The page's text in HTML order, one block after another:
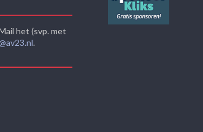
het (svp. met
.